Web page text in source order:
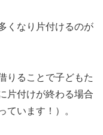
くなり片付けるのが
りることで子どもた
片付けが終わる場合
ています！）。